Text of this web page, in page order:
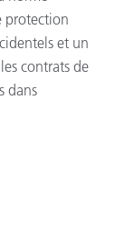
protection
et un
contrats de
dans